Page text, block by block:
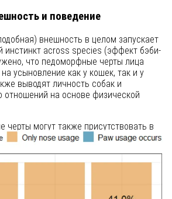
и поведение
внешность в целом запускает
инстинкт across species (эффект бэби-
что педоморфные черты лица
усыновление как у кошек, так и у
выводят личность собак и
отношений на основе физической
черты могут также присутствовать в
целом демонстрируют такое поведение,
быть более склонны